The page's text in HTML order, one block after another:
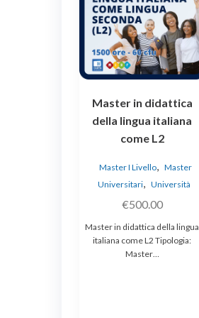
Master in didattica
della lingua italiana
come L2
Master I Livello, Master
Universitari, Università
€500.00
Master in didattica della lingua
italiana come L2 Tipologia:
Master…